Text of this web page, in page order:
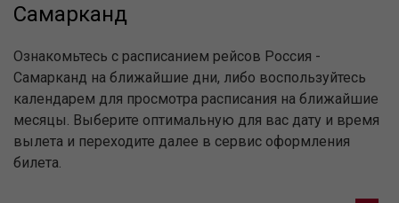
Самарканд
Ознакомьтесь с расписанием рейсов Россия -
Самарканд на ближайшие дни, либо воспользуйтесь
календарем для просмотра расписания на ближайшие
месяцы. Выберите оптимальную для вас дату и время
вылета и переходите далее в сервис оформления
билета.